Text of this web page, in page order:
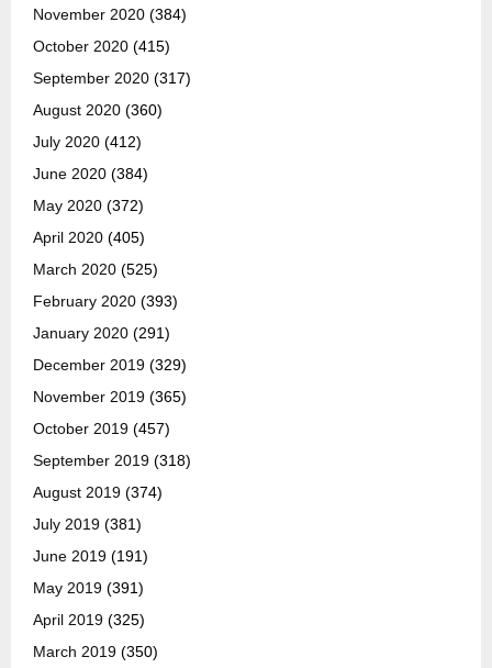
November 2020 (384)
October 2020 (415)
September 2020 (317)
August 2020 (360)
July 2020 (412)
June 2020 (384)
May 2020 (372)
April 2020 (405)
March 2020 (525)
February 2020 (393)
January 2020 (291)
December 2019 (329)
November 2019 (365)
October 2019 (457)
September 2019 (318)
August 2019 (374)
July 2019 (381)
June 2019 (191)
May 2019 (391)
April 2019 (325)
March 2019 (350)